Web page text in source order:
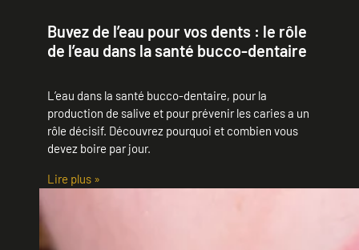
Buvez de l’eau pour vos dents : le rôle
de l’eau dans la santé bucco-dentaire
L’eau dans la santé bucco-dentaire, pour la
production de salive et pour prévenir les caries a un
rôle décisif. Découvrez pourquoi et combien vous
devez boire par jour.
Lire plus »